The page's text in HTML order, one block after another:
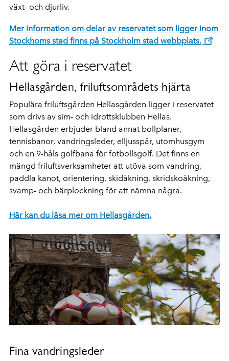
växt- och djurliv.
Mer information om delar av reservatet som ligger inom
Stockhoms stad finns på Stockholm stad webbplats.
Att göra i reservatet
Hellasgården, friluftsområdets hjärta
Populära friluftsgården Hellasgården ligger i reservatet
som drivs av sim- och idrottsklubben Hellas.
Hellasgården erbjuder bland annat bollplaner,
tennisbanor, vandringsleder, elljusspår, utomhusgym
och en 9-håls golfbana för fotbollsgolf. Det finns en
mängd friluftsverksamheter att utöva som vandring,
paddla kanot, orientering, skidåkning, skridskoåkning,
svamp- och bärplockning för att nämna några.
Här kan du läsa mer om Hellasgården.
Fina vandringsleder